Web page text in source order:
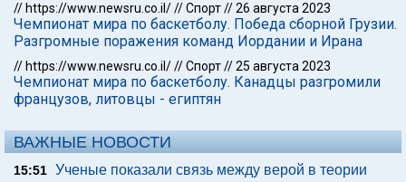
// https://www.newsru.co.il///Спорт//26 августа 2023
Чемпионат мира по баскетболу. Победа сборной Грузии.
Разгромные поражения команд Иордании и Ирана
// https://www.newsru.co.il///Спорт//25 августа 2023
Чемпионат мира по баскетболу. Канадцы разгромили
французов, литовцы - египтян
ВАЖНЫЕ НОВОСТИ
15:51 Ученые показали связь между верой в теории